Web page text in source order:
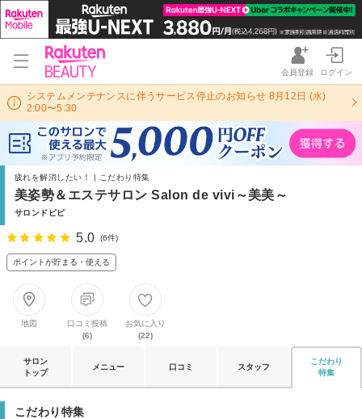
会員登録 ログイン
システムメンテナンスに伴うサービス停止のお知らせ 8月12日 (水)
2:00〜5:30
疲れを解消したい！ | こだわり特集
美姿勢＆エステサロン Salon de vivi～美美～
サロンドビビ
5.0 (6件)
ポイントが貯まる・使える
地図
口コミ投稿
(6)
お気に入り
(22)
サロン
トップ
メニュー 口コミ スタッフ
こだわり
特集
こだわり特集